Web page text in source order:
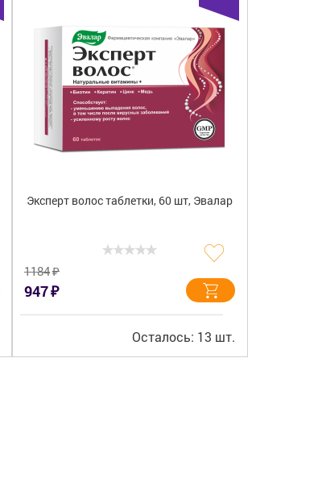
Эксперт волос таблетки, 60 шт, Эвалар
1184₽
947₽
Осталось: 13 шт.